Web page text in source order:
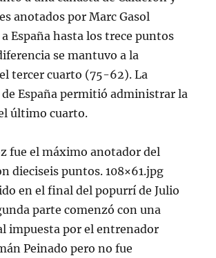
anotados por Marc Gasol
España hasta los trece puntos
se mantuvo a la
tercer cuarto (75-62). La
España permitió administrar la
último cuarto.
fue el máximo anotador del
dieciseis puntos. 108×61.jpg
en el final del popurrí de Julio
parte comenzó con una
impuesta por el entrenador
Peinado pero no fue